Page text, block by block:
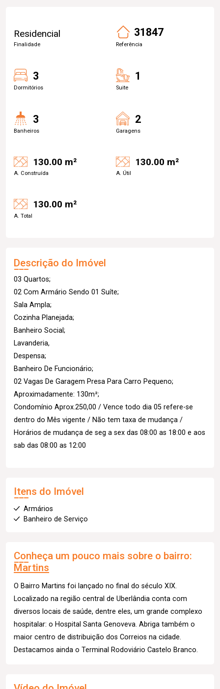
Residencial
Finalidade
31847
Referência
3
Dormitórios
1
Suite
3
Banheiros
2
Garagens
130.00 m²
A. Construída
130.00 m²
A. Útil
130.00 m²
A. Total
Descrição do Imóvel
03 Quartos;
02 Com Armário Sendo 01 Suíte;
Sala Ampla;
Cozinha Planejada;
Banheiro Social;
Lavanderia,
Despensa;
Banheiro De Funcionário;
02 Vagas De Garagem Presa Para Carro Pequeno;
Aproximadamente: 130m²;
Condomínio Aprox.250,00 / Vence todo dia 05 refere-se
dentro do Mês vigente / Não tem taxa de mudança /
Horários de mudança de seg a sex das 08:00 as 18:00 e aos
sab das 08:00 as 12:00
Itens do Imóvel
Armários
Banheiro de Serviço
Conheça um pouco mais sobre o bairro:
Martins
O Bairro Martins foi lançado no final do século XIX.
Localizado na região central de Uberlândia conta com
diversos locais de saúde, dentre eles, um grande complexo
hospitalar: o Hospital Santa Genoveva. Abriga também o
maior centro de distribuição dos Correios na cidade.
Destacamos ainda o Terminal Rodoviário Castelo Branco.